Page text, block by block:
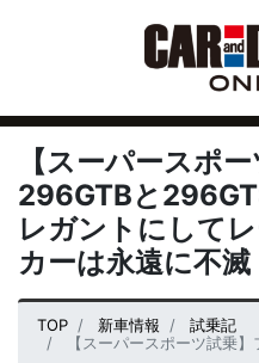
【スーパースポ
296GTBと
レガントにして
カーは永遠に不滅
TOP 新車情報
試乗記
【スーパースポーツ試乗】フェラーリ296GTBと